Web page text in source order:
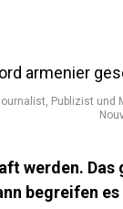
Publizist und
werden.
begreifen